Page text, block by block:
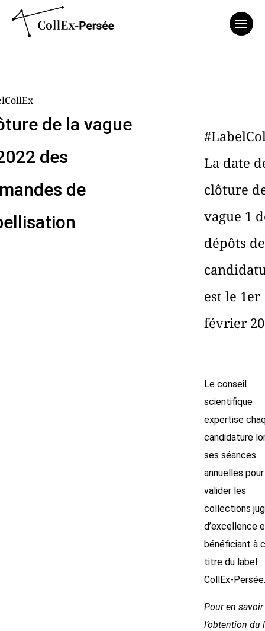
de la vague
des
de
La date
clôture
vague 1
dépôts de
est le 1er
février
Le conseil
scientifique
expertise
candidature
ses séances
annuelles pour
valider les
collections
d’excellence
bénéficiant à
titre du label
CollEx-Persée.
Pour en
l’obtention du